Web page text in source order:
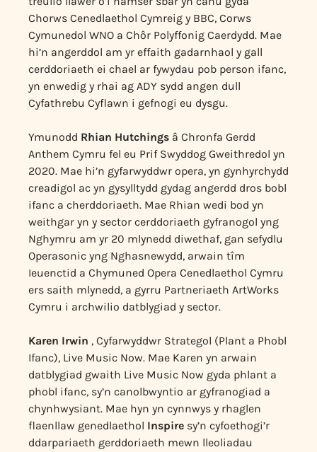
Chorws Cenedlaethol Cymreig y BBC, Corws
Cymunedol WNO a Chôr Polyffonig Caerdydd. Mae
hi’n angerddol am yr effaith gadarnhaol y gall
cerddoriaeth ei chael ar fywydau pob person ifanc,
yn enwedig y rhai ag ADY sydd angen dull
Cyfathrebu Cyflawn i gefnogi eu dysgu.
Ymunodd Rhian Hutchings â Chronfa Gerdd
Anthem Cymru fel eu Prif Swyddog Gweithredol yn
2020. Mae hi’n gyfarwyddwr opera, yn gynhyrchydd
creadigol ac yn gysylltydd gydag angerdd dros bobl
ifanc a cherddoriaeth. Mae Rhian wedi bod yn
weithgar yn y sector cerddoriaeth gyfranogol yng
Nghymru am yr 20 mlynedd diwethaf, gan sefydlu
Operasonic yng Nghasnewydd, arwain tîm
Ieuenctid a Chymuned Opera Cenedlaethol Cymru
ers saith mlynedd, a gyrru Partneriaeth ArtWorks
Cymru i archwilio datblygiad y sector.
Karen Irwin , Cyfarwyddwr Strategol (Plant a Phobl
Ifanc), Live Music Now. Mae Karen yn arwain
datblygiad gwaith Live Music Now gyda phlant a
phobl ifanc, sy’n canolbwyntio ar gyfranogiad a
chynhwysiant. Mae hyn yn cynnwys y rhaglen
flaenllaw genedlaethol Inspire sy’n cyfoethogi’r
ddarpariaeth gerddoriaeth mewn lleoliadau